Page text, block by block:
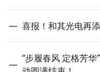
喜报！和其光电再
“步履春风 定格芳